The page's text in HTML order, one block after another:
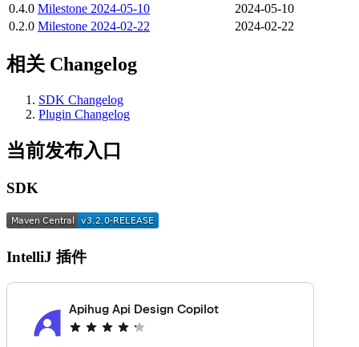
0.4.0 Milestone 2024-05-10
2024-05-10
0.2.0 Milestone 2024-02-22 2024-02-22
相关 Changelog
SDK Changelog
Plugin Changelog
当前发布入口
SDK
IntelliJ 插件